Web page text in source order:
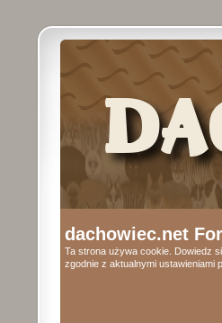
dachowiec.net
Ta strona używa cookie. Dowiedz
zgodnie z aktualnymi ustawieniami